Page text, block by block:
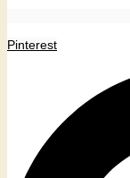
Pinterest